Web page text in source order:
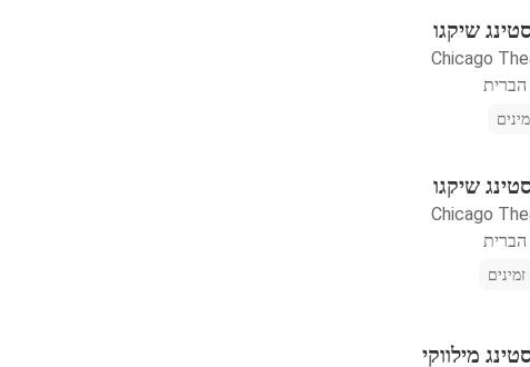
שיקגו
Chicago
הברית
שיקגו
Chicago
הברית
מילווקי